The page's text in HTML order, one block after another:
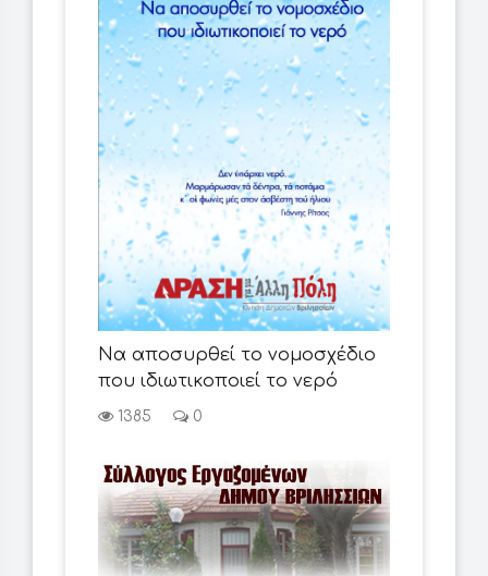
Να αποσυρθεί το νομοσχέδιο
που ιδιωτικοποιεί το νερό
1385 0